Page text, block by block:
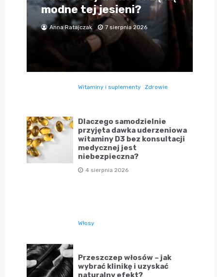
modne tej jesieni?
Anna Ratajczak 7 sierpnia 2026
Witaminy i suplementy Zdrowie
Dlaczego samodzielnie
przyjęta dawka uderzeniowa
witaminy D3 bez konsultacji
medycznej jest
niebezpieczna?
4 sierpnia 2026
Włosy
Przeszczep włosów – jak
wybrać klinikę i uzyskać
naturalny efekt?